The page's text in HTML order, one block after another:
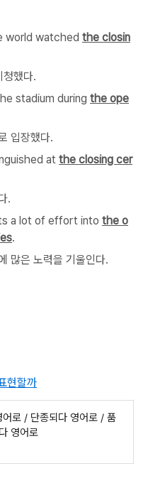
world watched the closin
청했다.
stadium during the ope
입장했다.
at the closing cer
.
a lot of effort into the o
.
많은 노력을 기울인다.
현할까
로 / 단종되다 영어로 / 품
영어로